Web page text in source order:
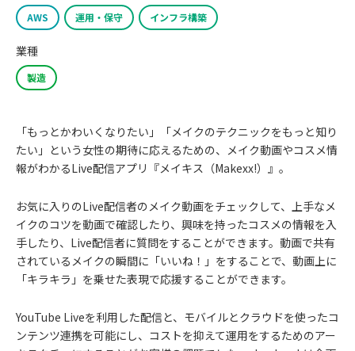
AWS 運用・保守 インフラ構築
業種
製造
「もっとかわいくなりたい」「メイクのテクニックをもっと知り
たい」という女性の期待に応えるための、メイク動画やコスメ情
報がわかるLive配信アプリ『メイキス（Makexx!）』。
お気に入りのLive配信者のメイク動画をチェックして、上手なメ
イクのコツを動画で確認したり、興味を持ったコスメの情報を入
手したり、Live配信者に質問をすることができます。動画で共有
されているメイクの瞬間に「いいね！」をすることで、動画上に
「キラキラ」を乗せた表現で応援することができます。
YouTube Liveを利用した配信と、モバイルとクラウドを使ったコ
ンテンツ連携を可能にし、コストを抑えて運用をするためのアー